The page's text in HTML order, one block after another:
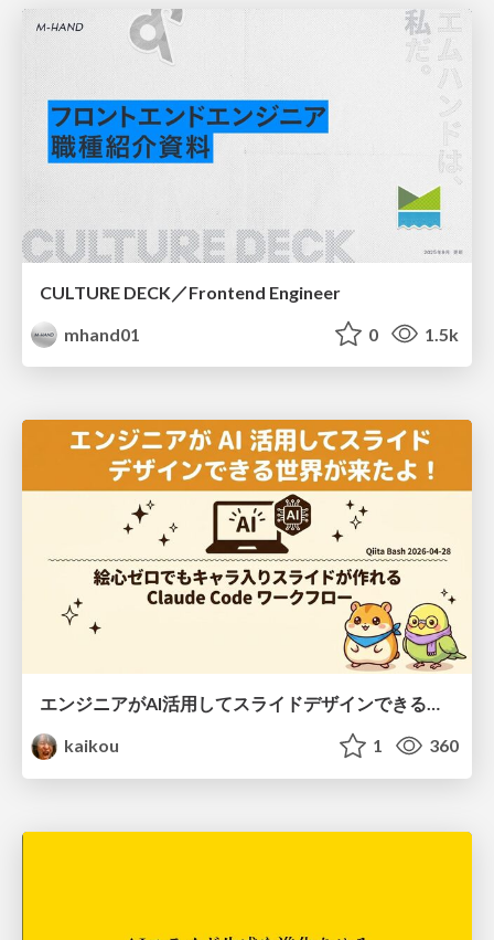
CULTURE DECK／Frontend Engineer
mhand01
0 1.5k
エンジニアがAI活用してスライドデザインできる世界が来たよ！
kaikou
1 360